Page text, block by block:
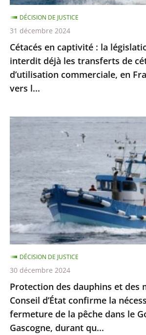
les
transferts
de
cétacés
à
des
fins
commerciale,
en
comme
vers
l...
Cétacés en captivité : la
interdit déjà les transferts de
d’utilisation commerciale, en
vers l...
DÉCISION DE JUSTICE
31 décembre 2024
Protection
des
dauphins
des
marsouins
le
Conseil
d’État
confirme
la
nécessité
d’une
fermeture
de
Protection des dauphins et des
Conseil d’État confirme la
fermeture de la pêche dans le
Gascogne, durant qu...
DÉCISION DE JUSTICE
30 décembre 2024